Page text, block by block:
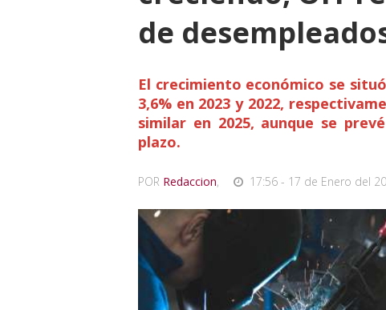
de
El crecimiento económico se
3,6% en 2023 y 2022,
similar en 2025, aunque se
plazo.
POR Redaccion, 17:56 - 17 de Enero del